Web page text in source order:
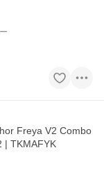
Freya V2 Combo
| TKMAFYK